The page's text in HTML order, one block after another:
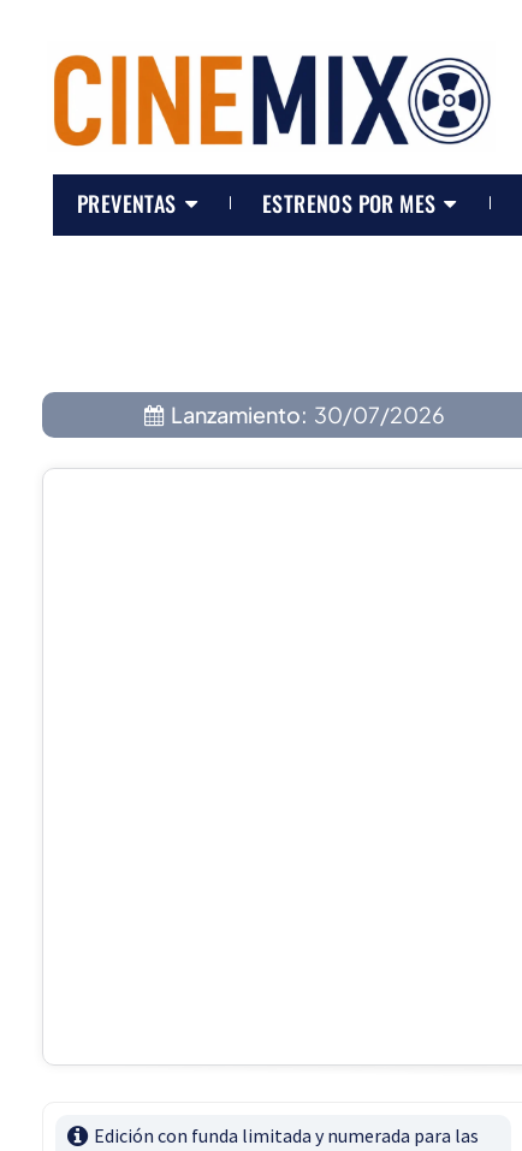
PREVENTAS ESTRENOS POR MES
Lanzamiento: 30/07/2026
Edición con funda limitada y numerada para las